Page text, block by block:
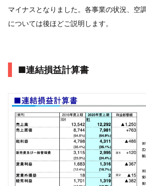
マイナスとなりました。各事業の状況、空
については後ほどご説明します。
■連結損益計算書